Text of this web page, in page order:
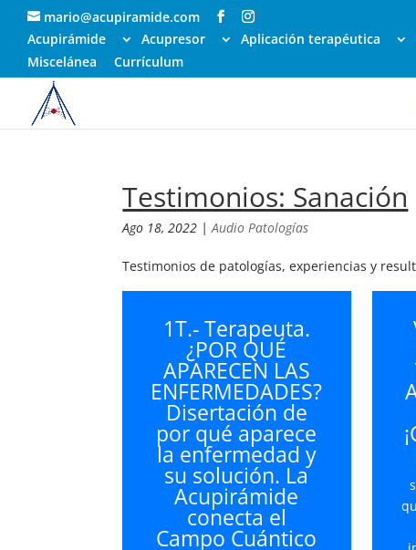
mario@acupiramide.com
Acupirámide
Acupresor Aplicación terapéutica
Miscelánea
Currículum
Testimonios: Sanación
Ago 18, 2022 |Audio Patologías
Testimonios de patologías, experiencias y
1T.- Terapeuta.
¿POR QUÉ
APARECEN LAS
ENFERMEDADES?
Disertación de
por qué aparece
la enfermedad y
su solución. La
Acupirámide
conecta el
Campo Cuántico